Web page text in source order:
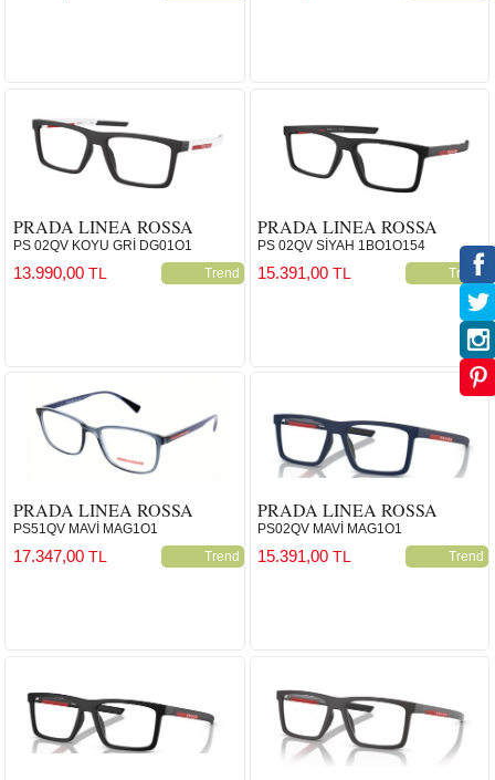
PRADA LINEA ROSSA
PS 02QV KOYU GRİ DG01O1
Trend
13.990,00 TL
PRADA LINEA ROSSA
PS 02QV SİYAH 1BO1O154
Trend
15.391,00TL
PRADA LINEA ROSSA
PS51QV MAVİ MAG1O1
Trend
17.347,00 TL
PRADA LINEA ROSSA
PS02QV MAVİ MAG1O1
Trend
15.391,00TL